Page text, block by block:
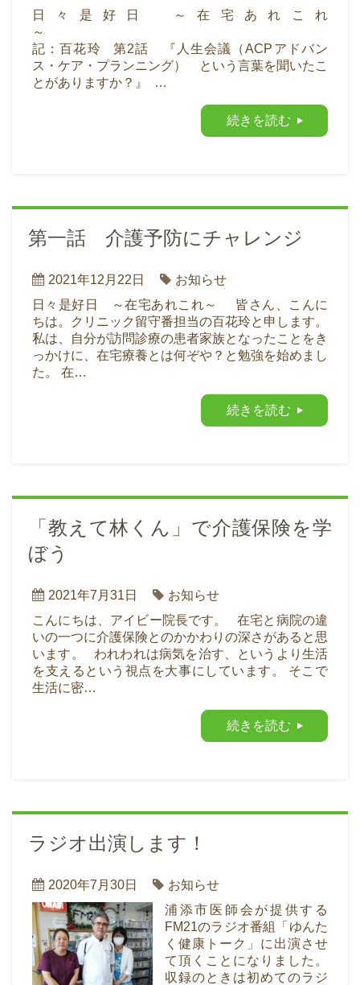
日々是好日 ～在宅あれこれ
記：百花玲 第2話 『人生会議（ACPアドバン
ス・ケア・プランニング） という言葉を聞いたこ
とがありますか？』 …
続きを読む
第一話 介護予防にチャレンジ
2021年12月22日
お知らせ
日々是好日 ～在宅あれこれ～ 皆さん、こんに
ちは。クリニック留守番担当の百花玲と申します。
私は、自分が訪問診療の患者家族となったことをき
っかけに、在宅療養とは何ぞや？と勉強を始めまし
た。 在…
続きを読む
「教えて林くん」で介護保険を学
ぼう
2021年7月31日
お知らせ
こんにちは、アイビー院長です。 在宅と病院の違
いの一つに介護保険とのかかわりの深さがあると思
います。 われわれは病気を治す、というより生活
を支えるという視点を大事にしています。 そこで
生活に密…
続きを読む
ラジオ出演します！
2020年7月30日
お知らせ
浦添市医師会が提供する
FM21のラジオ番組「ゆんた
く健康トーク」に出演させ
て頂くことになりました。
収録のときは初めてのラジ